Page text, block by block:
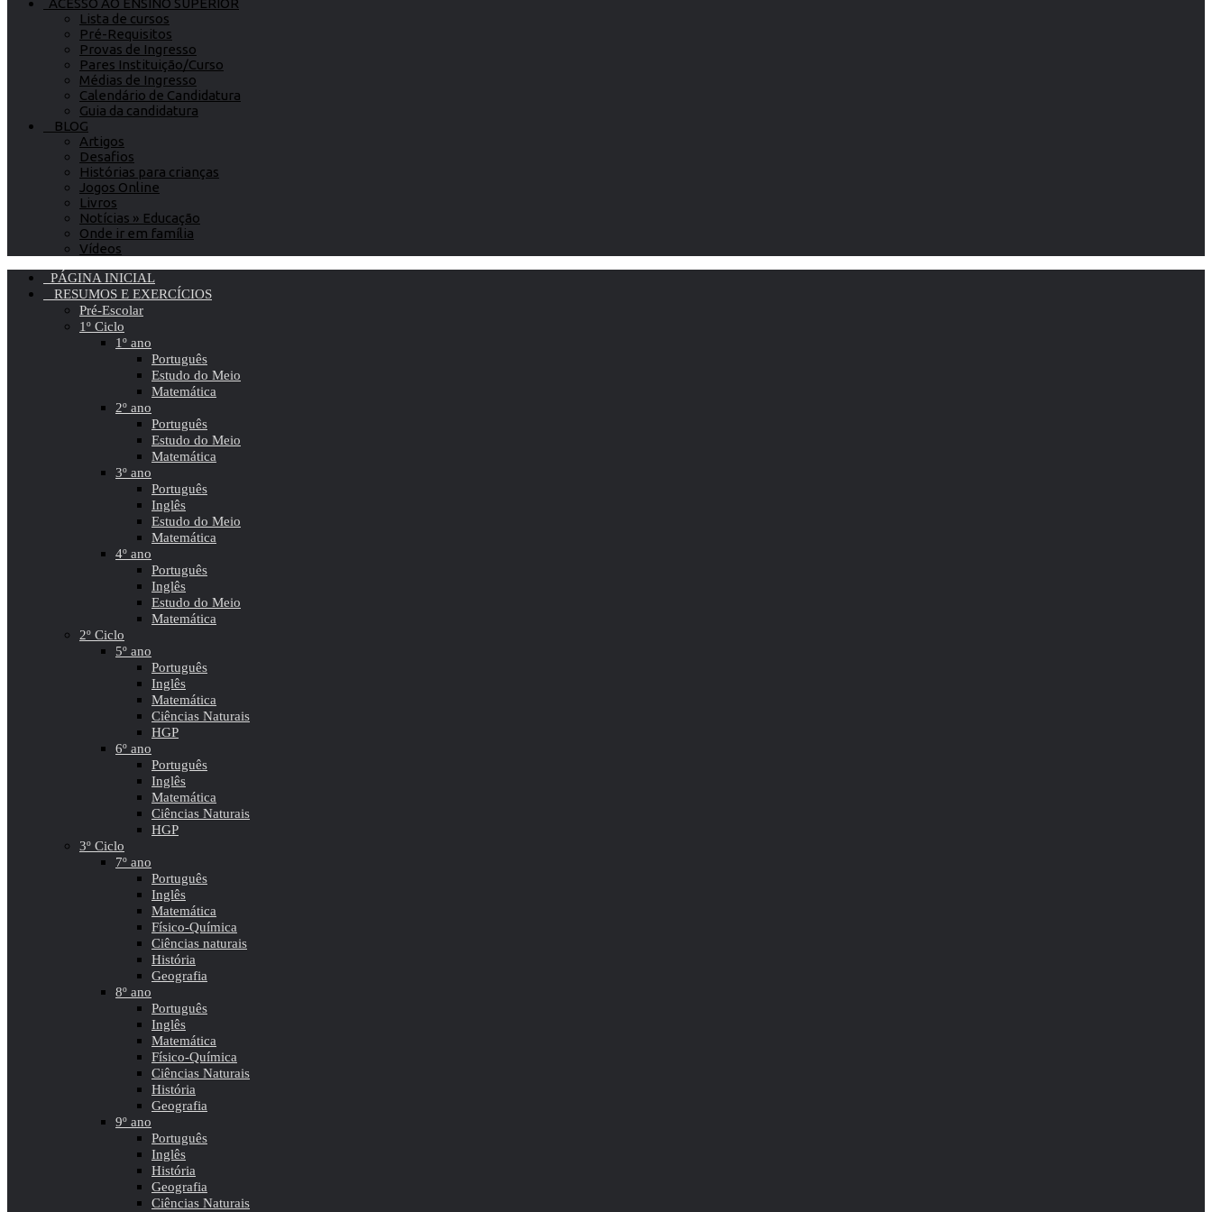
ACESSO AO ENSINO SUPERIOR
Lista de cursos
Pré-Requisitos
Provas de Ingresso
Pares Instituição/Curso
Médias de Ingresso
Calendário de Candidatura
Guia da candidatura
BLOG
Artigos
Desafios
Histórias para crianças
Jogos Online
Livros
Notícias » Educação
Onde ir em família
Vídeos
PÁGINA INICIAL
RESUMOS E EXERCÍCIOS
Pré-Escolar
1º Ciclo
1º ano
Português
Estudo do Meio
Matemática
2º ano
Português
Estudo do Meio
Matemática
3º ano
Português
Inglês
Estudo do Meio
Matemática
4º ano
Português
Inglês
Estudo do Meio
Matemática
2º Ciclo
5º ano
Português
Inglês
Matemática
Ciências Naturais
HGP
6º ano
Português
Inglês
Matemática
Ciências Naturais
HGP
3º Ciclo
7º ano
Português
Inglês
Matemática
Físico-Química
Ciências naturais
História
Geografia
8º ano
Português
Inglês
Matemática
Físico-Química
Ciências Naturais
História
Geografia
9º ano
Português
Inglês
História
Geografia
Ciências Naturais